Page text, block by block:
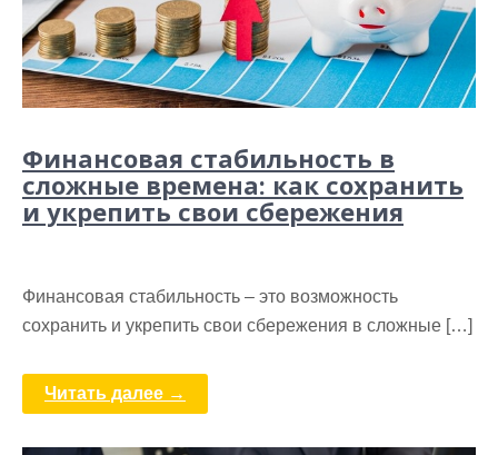
Финансовая стабильность в
сложные времена: как сохранить
и укрепить свои сбережения
Финансовая стабильность – это возможность
сохранить и укрепить свои сбережения в сложные […]
Читать далее →